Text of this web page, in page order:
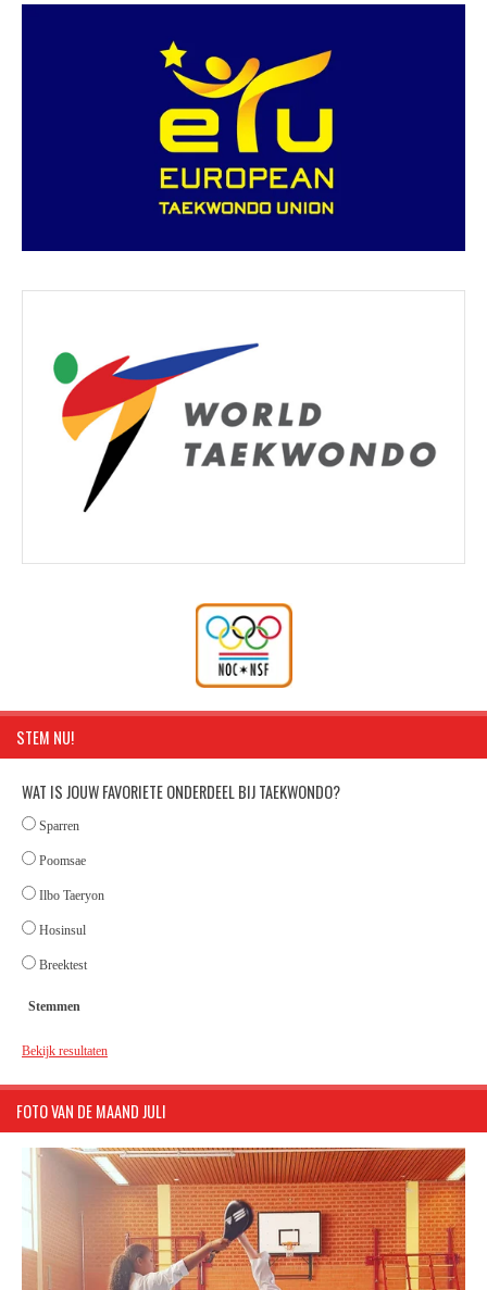
STEM NU!
WAT IS JOUW FAVORIETE ONDERDEEL BIJ TAEKWONDO?
Sparren
Poomsae
Ilbo Taeryon
Hosinsul
Breektest
Stemmen
Bekijk resultaten
FOTO VAN DE MAAND JULI